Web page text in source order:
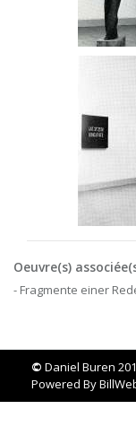
Oeuvre(s)
- Fragmente einer
© Daniel Buren
Powered By